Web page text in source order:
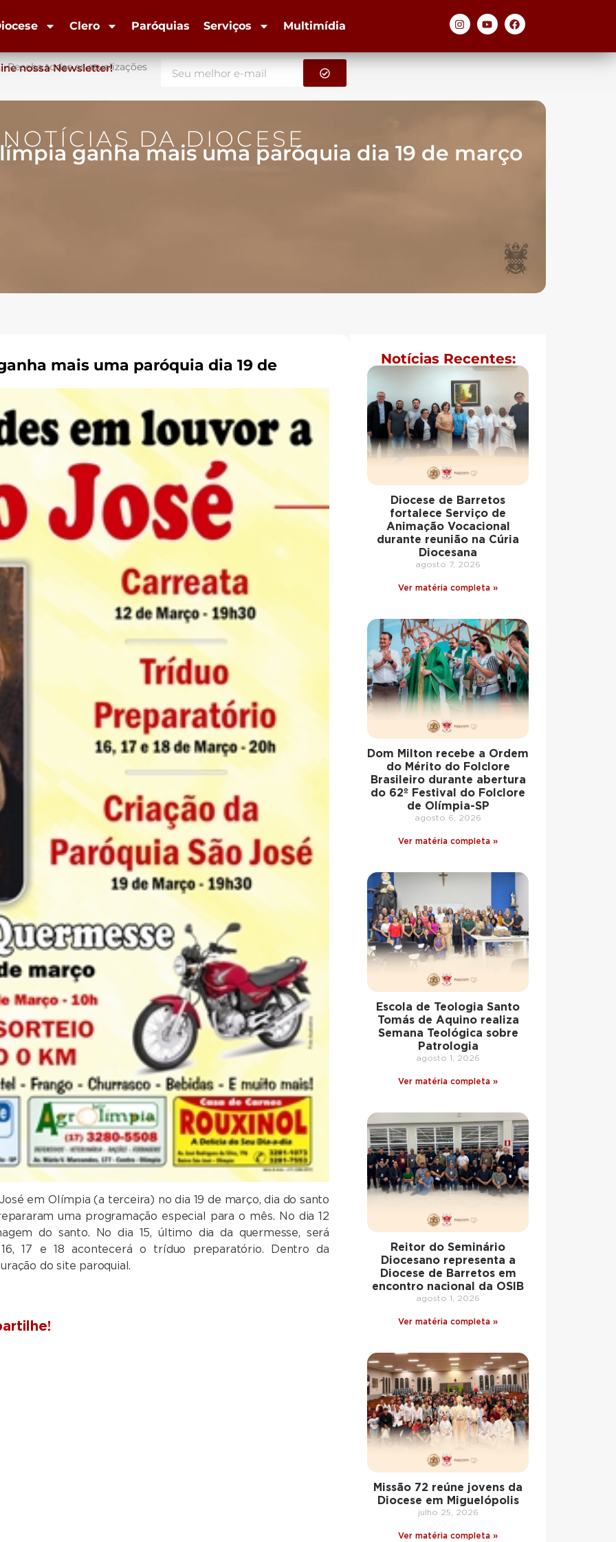
Clero Paróquias Serviços Multimídia
nossa Newsletter!
Receba todas as atualizações
NOTÍCIAS DA DIOCESE
ganha mais uma paróquia dia 19 de março
mais uma paróquia dia 19 de
em Olímpia (a terceira) no dia 19 de março, dia do santo
uma programação especial para o mês. No dia 12
do santo. No dia 15, último dia da quermesse, será
17 e 18 acontecerá o tríduo preparatório. Dentro da
do site paroquial.
Notícias Recentes:
Diocese de Barretos
fortalece Serviço de
Animação Vocacional
durante reunião na Cúria
Diocesana
agosto 7, 2026
Ver matéria completa »
Dom Milton recebe a Ordem
do Mérito do Folclore
Brasileiro durante abertura
do 62º Festival do Folclore
de Olímpia-SP
agosto 6, 2026
Ver matéria completa »
Escola de Teologia Santo
Tomás de Aquino realiza
Semana Teológica sobre
Patrologia
agosto 1, 2026
Ver matéria completa »
Reitor do Seminário
Diocesano representa a
Diocese de Barretos em
encontro nacional da OSIB
agosto 1, 2026
Ver matéria completa »
Missão 72 reúne jovens da
Diocese em Miguelópolis
julho 25, 2026
Ver matéria completa »